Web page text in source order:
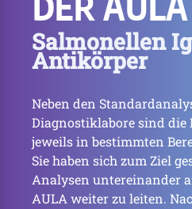
Salmonellen
Antikörper
Neben den
Diagnostiklabore sind die
jeweils in bestimmten
Sie haben sich zum Ziel
Analysen untereinander
AULA weiter zu leiten.